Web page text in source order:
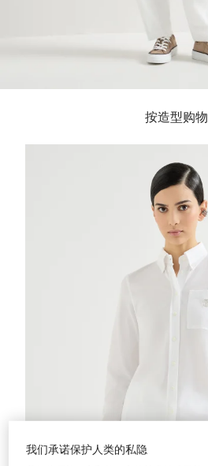
按造型购物
我们承诺保护人类的私隐